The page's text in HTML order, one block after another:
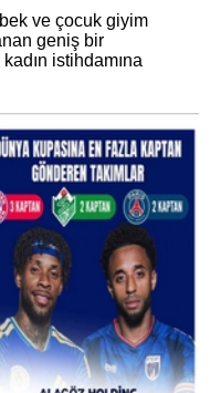
ve çocuk giyim
geniş bir
istihdamına